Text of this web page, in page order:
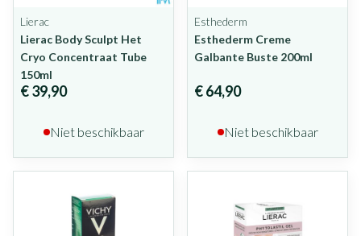
Lierac
Lierac Body Sculpt Het
Cryo Concentraat Tube
150ml
€ 39,90
Niet beschikbaar
Esthederm
Esthederm Creme
Galbante Buste 200ml
€ 64,90
Niet beschikbaar